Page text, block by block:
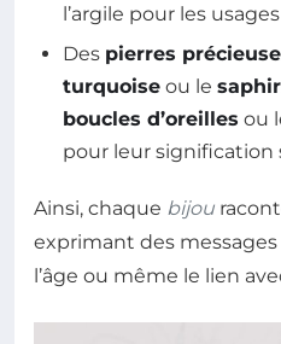
l’argile pour les
Des pierres
turquoise ou le saphir
boucles d’oreilles ou
pour leur signification
Ainsi, chaque bijou
exprimant des
l’âge ou même le lien